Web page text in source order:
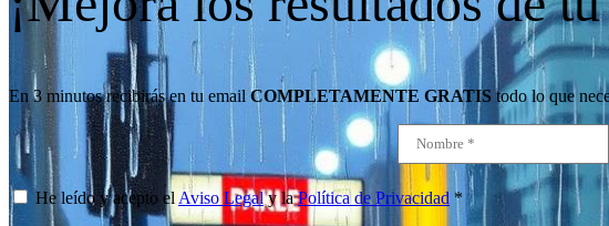
En 3 minutos recibirás en tu emailCOMPLETAMENTE GRATIS todo lo que
He leído y acepto el Aviso Legaly laPolítica de Privacidad *